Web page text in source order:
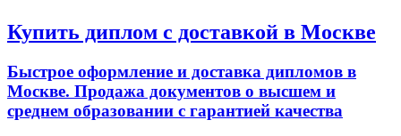
Купить диплом с доставкой в Москве
Быстрое оформление и доставка дипломов в
Москве. Продажа документов о высшем и
среднем образовании с гарантией качества